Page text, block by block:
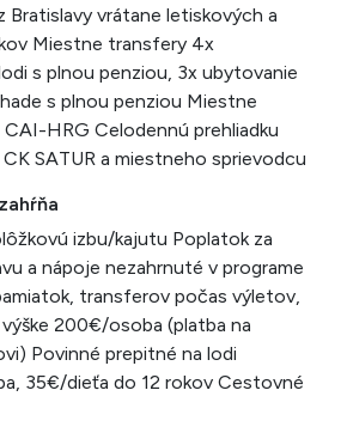
Bratislavy vrátane letiskových a
Miestne transfery 4x
s plnou penziou, 3x ubytovanie
s plnou penziou Miestne
HRG Celodennú prehliadku
SATUR a miestneho sprievodcu
izbu/kajutu Poplatok za
a nápoje nezahrnuté v programe
transferov počas výletov,
200€/osoba (platba na
Povinné prepitné na lodi
35€/dieťa do 12 rokov Cestovné